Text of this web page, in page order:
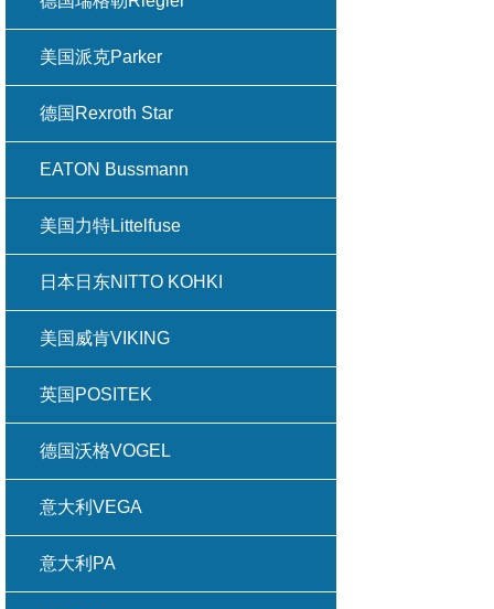
美国派克Parker
德国Rexroth Star
EATON Bussmann
美国力特Littelfuse
日本日东NITTO KOHKI
美国威肯VIKING
英国POSITEK
德国沃格VOGEL
意大利VEGA
意大利PA